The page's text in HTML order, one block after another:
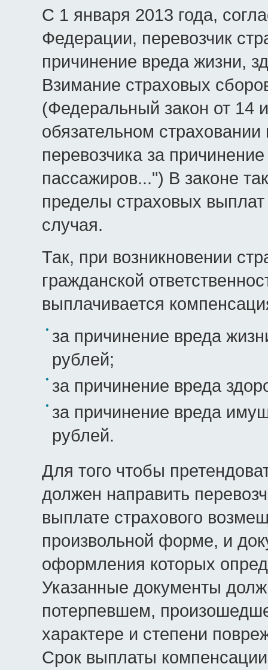
С 1 января 2013 года,
Федерации, перевозчик
причинение вреда жизни,
Взимание страховых
(Федеральный закон от
обязательном страховании
перевозчика за
пассажиров...") В законе
пределы страховых выплат
случая.
Так, при возникновении
гражданской
выплачивается
за причинение вреда
рублей;
за причинение вреда
за причинение вреда
рублей.
Для того чтобы
должен направить
выплате страхового
произвольной форме, и
оформления которых
Указанные документы
потерпевшем,
характере и степени
Срок выплаты